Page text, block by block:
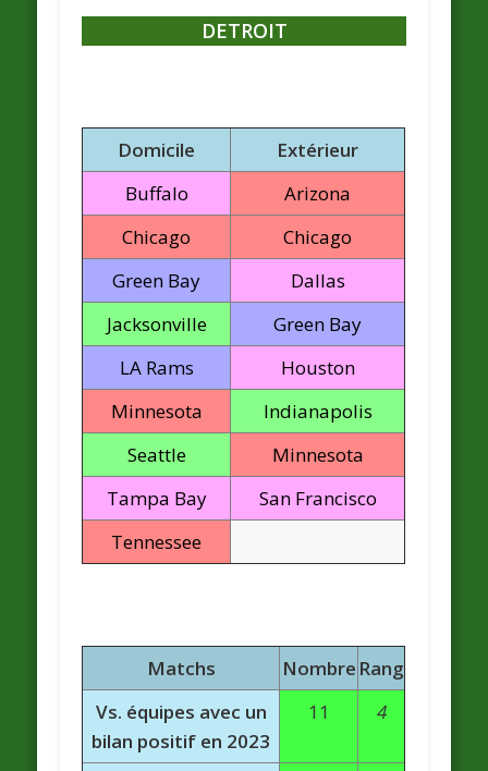
DETROIT
Domicile
Extérieur
Buffalo
Arizona
Chicago
Chicago
Green Bay
Dallas
Jacksonville
Green Bay
LA Rams
Houston
Minnesota
Indianapolis
Seattle
Minnesota
Tampa Bay
San Francisco
Tennessee
Matchs Nombre Rang
Vs. équipes avec un
bilan positif en 2023
11 4